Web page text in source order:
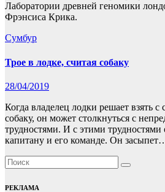
Лаборатории древней геномики
Фрэнсиса Крика.
Сумбур
Трое в лодке, считая собаку
28/04/2019
Когда владелец лодки решает взять с
собаку, он может столкнуться с
трудностями. И с этими трудностями
капитану и его команде. Он
РЕКЛАМА